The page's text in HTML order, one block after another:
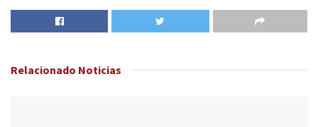
Relacionado Noticias